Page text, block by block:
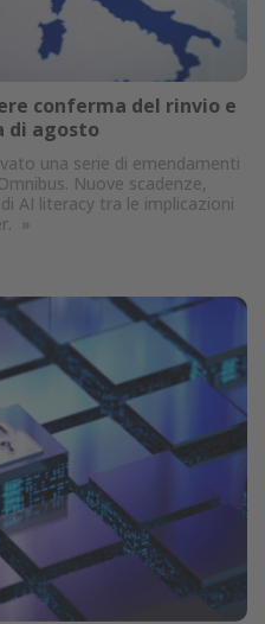
conferma del rinvio e
di agosto
una serie di emendamenti
Nuove scadenze,
AI literacy tra le implicazioni
»